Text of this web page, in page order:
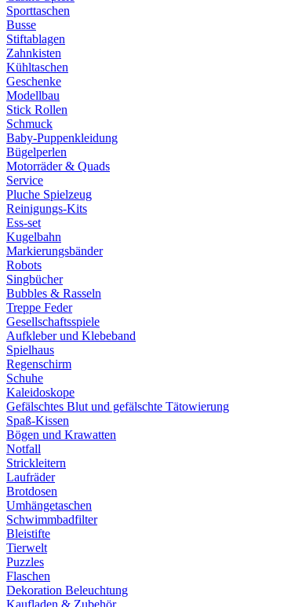
Sporttaschen
Busse
Stiftablagen
Zahnkisten
Kühltaschen
Geschenke
Modellbau
Stick Rollen
Schmuck
Baby-Puppenkleidung
Bügelperlen
Motorräder & Quads
Service
Pluche Spielzeug
Reinigungs-Kits
Ess-set
Kugelbahn
Markierungsbänder
Robots
Singbücher
Bubbles & Rasseln
Treppe Feder
Gesellschaftsspiele
Aufkleber und Klebeband
Spielhaus
Regenschirm
Schuhe
Kaleidoskope
Gefälschtes Blut und gefälschte Tätowierung
Spaß-Kissen
Bögen und Krawatten
Notfall
Strickleitern
Laufräder
Brotdosen
Umhängetaschen
Schwimmbadfilter
Bleistifte
Tierwelt
Puzzles
Flaschen
Dekoration Beleuchtung
Kaufladen & Zubehör